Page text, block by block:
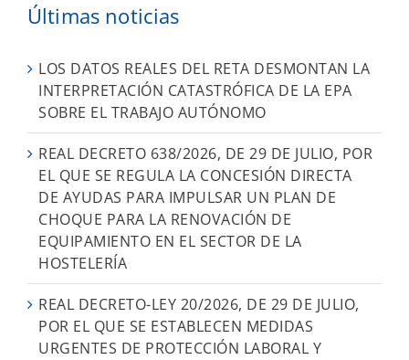
Últimas noticias
LOS DATOS REALES DEL RETA DESMONTAN LA
INTERPRETACIÓN CATASTRÓFICA DE LA EPA
SOBRE EL TRABAJO AUTÓNOMO
REAL DECRETO 638/2026, DE 29 DE JULIO, POR
EL QUE SE REGULA LA CONCESIÓN DIRECTA
DE AYUDAS PARA IMPULSAR UN PLAN DE
CHOQUE PARA LA RENOVACIÓN DE
EQUIPAMIENTO EN EL SECTOR DE LA
HOSTELERÍA
REAL DECRETO-LEY 20/2026, DE 29 DE JULIO,
POR EL QUE SE ESTABLECEN MEDIDAS
URGENTES DE PROTECCIÓN LABORAL Y